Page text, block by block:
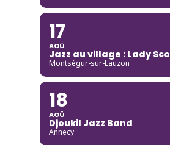
17
AOÛ
Jazz au village : Lady
Montségur-sur-Lauzon
18
AOÛ
Djoukil Jazz Band
Annecy